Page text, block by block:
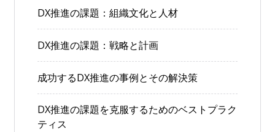
DX推進の課題：組織文化と人材
DX推進の課題：戦略と計画
成功するDX推進の事例とその解決策
DX推進の課題を克服するためのベストプラク
ティス